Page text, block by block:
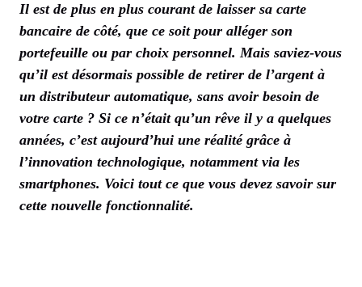
Il est de plus en plus courant de laisser sa carte
bancaire de côté, que ce soit pour alléger son
portefeuille ou par choix personnel. Mais saviez-vous
qu’il est désormais possible de retirer de l’argent à
un distributeur automatique, sans avoir besoin de
votre carte ? Si ce n’était qu’un rêve il y a quelques
années, c’est aujourd’hui une réalité grâce à
l’innovation technologique, notamment via les
smartphones. Voici tout ce que vous devez savoir sur
cette nouvelle fonctionnalité.